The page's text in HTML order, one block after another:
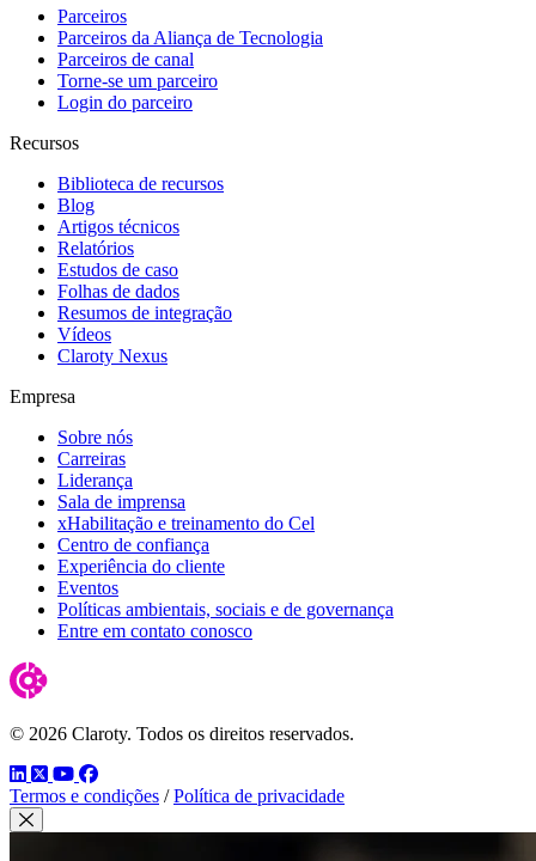
Parceiros
Parceiros da Aliança de Tecnologia
Parceiros de canal
Torne-se um parceiro
Login do parceiro
Recursos
Biblioteca de recursos
Blog
Artigos técnicos
Relatórios
Estudos de caso
Folhas de dados
Resumos de integração
Vídeos
Claroty Nexus
Empresa
Sobre nós
Carreiras
Liderança
Sala de imprensa
xHabilitação e treinamento do Cel
Centro de confiança
Experiência do cliente
Eventos
Políticas ambientais, sociais e de governança
Entre em contato conosco
© 2026 Claroty. Todos os direitos reservados.
LinkedIn
TwitterYouTube
Facebook
Termos e condições / Política de privacidade
Fechar modal